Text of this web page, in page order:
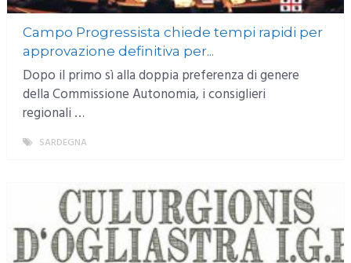
Campo Progressista chiede tempi rapidi per
approvazione definitiva per...
Dopo il primo sì alla doppia preferenza di genere
della Commissione Autonomia, i consiglieri
regionali …
SARDEGNA